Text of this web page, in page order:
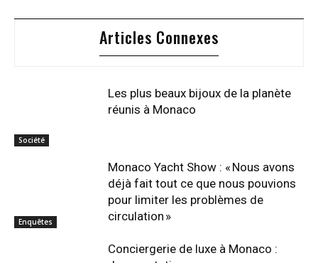
Articles Connexes
Société
Les plus beaux bijoux de la planète
réunis à Monaco
Enquêtes
Monaco Yacht Show : « Nous avons
déjà fait tout ce que nous pouvions
pour limiter les problèmes de
circulation »
Conciergerie de luxe à Monaco :